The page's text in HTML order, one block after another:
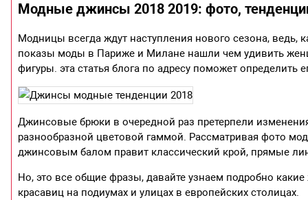
Модные джинсы 2018 2019: фото,
Модницы всегда ждут наступления нового сезона,
показы моды в Париже и Милане нашли чем удивить
фигуры. эта статья блога по адресу поможет определить
Джинсовые брюки в очередной раз претерпели
разнообразной цветовой гаммой. Рассматривая фото
джинсовым балом правит классический крой, прямые
Но, это все общие фразы, давайте узнаем подробно
красавиц на подиумах и улицах в европейских столицах.